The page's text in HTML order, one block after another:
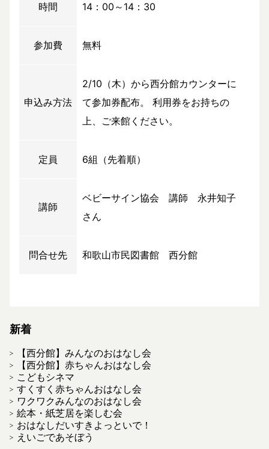
時間 14：00～14：30
参加費 無料
申込み方法
2/10（木）から西分館カウンターに
て参加券配布。 利用券をお持ちの
上、ご来館ください。
定員 6組（先着順）
講師
ベビーサイン協会 講師 永井知子
さん
問合せ先 和歌山市民図書館 西分館
新着
【西分館】みんなのおはなし会
【西分館】赤ちゃんおはなし会
こどもシネマ
すくすく赤ちゃんおはなし会
ワクワクみんなのおはなし会
絵本・紙芝居を楽しむ会
おはなしだいすきよっといで！
えいごであそぼう